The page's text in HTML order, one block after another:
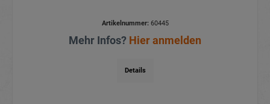
Artikelnummer:60445
Mehr Infos? Hier anmelden
Details